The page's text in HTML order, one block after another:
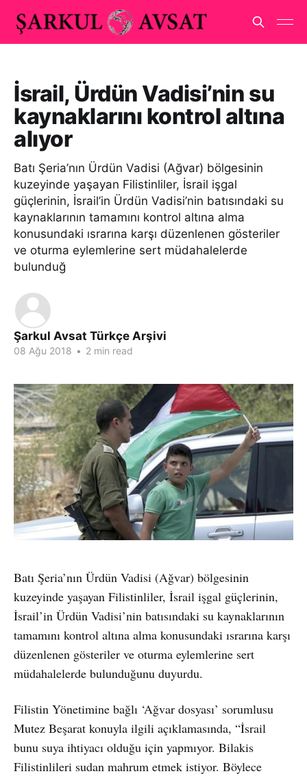
İsrail, Ürdün Vadisi’nin su
kaynaklarını kontrol altına
alıyor
Batı Şeria’nın Ürdün Vadisi (Ağvar) bölgesinin
kuzeyinde yaşayan Filistinliler, İsrail işgal
güçlerinin, İsrail’in Ürdün Vadisi’nin batısındaki su
kaynaklarının tamamını kontrol altına alma
konusundaki ısrarına karşı düzenlenen gösteriler
ve oturma eylemlerine sert müdahalelerde
bulunduğ
Şarkul Avsat Türkçe Arşivi
08 Ağu 2018 • 2 min read
Batı Şeria’nın Ürdün Vadisi (Ağvar) bölgesinin
kuzeyinde yaşayan Filistinliler, İsrail işgal güçlerinin,
İsrail’in Ürdün Vadisi’nin batısındaki su kaynaklarının
tamamını kontrol altına alma konusundaki ısrarına karşı
düzenlenen gösteriler ve oturma eylemlerine sert
müdahalelerde bulunduğunu duyurdu.
Filistin Yönetimine bağlı ‘Ağvar dosyası’ sorumlusu
Mutez Beşarat konuyla ilgili açıklamasında, “İsrail
bunu suya ihtiyacı olduğu için yapmıyor. Bilakis
Filistinlileri sudan mahrum etmek istiyor. Böylece